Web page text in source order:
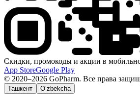
Скидки, промокоды и акции в
App StoreGoogle Play
© 2020–2026 GoPharm. Все права
Ташкент O‘zbekcha